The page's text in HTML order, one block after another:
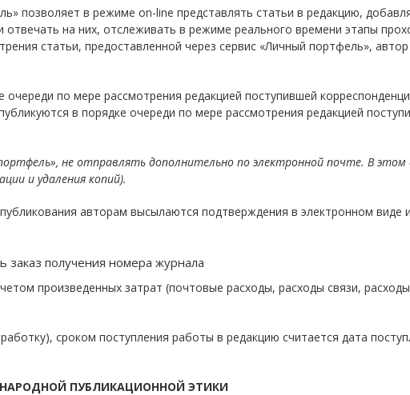
позволяет в режиме on-line представлять статьи в редакцию,
на них, отслеживать в режиме реального времени этапы
статьи, предоставленной через сервис «Личный портфель»,
по мере рассмотрения редакцией поступившей
в порядке очереди по мере рассмотрения редакцией
не отправлять дополнительно по электронной почте. В этом
и удаления копий).
авторам высылаются подтверждения в электронном виде
получения номера журнала
произведенных затрат (почтовые расходы, расходы связи,
сроком поступления работы в редакцию считается дата
ПУБЛИКАЦИОННОЙ ЭТИКИ